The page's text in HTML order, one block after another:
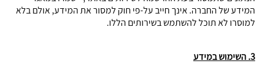
המידע של החברה. אינך חייב על-פי חוק למסור את המידע, אולם בלא
למוסרו לא תוכל להשתמש בשירותים הללו.
3. השימוש במידע